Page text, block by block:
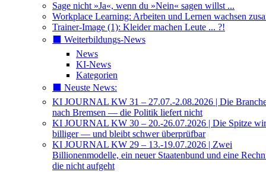
Sage nicht »Ja«, wenn du »Nein« sagen willst ...
Workplace Learning: Arbeiten und Lernen wachsen
Trainer-Image (1): Kleider machen Leute ... ?!
⬛️ Weiterbildungs-News
News
KI-News
Kategorien
⬛️ Neuste News:
KI JOURNAL KW 31 – 27.07.-2.08.2026 | Die
nach Bremsen — die Politik liefert nicht
KI JOURNAL KW 30 – 20.-26.07.2026 | Die Spitze
billiger — und bleibt schwer überprüfbar
KI JOURNAL KW 29 – 13.-19.07.2026 | Zwei
Billionenmodelle, ein neuer Staatenbund und eine
die nicht aufgeht